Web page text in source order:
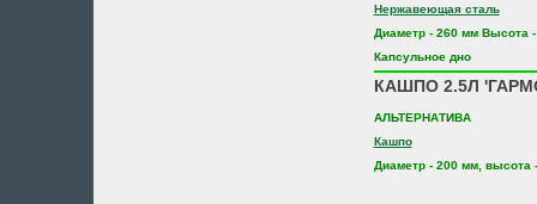
Нержавеющая сталь
Диаметр - 260 мм Высота
Капсульное дно
КАШПО 2.5Л
АЛЬТЕРНАТИВА
Кашпо
Диаметр - 200 мм, высота